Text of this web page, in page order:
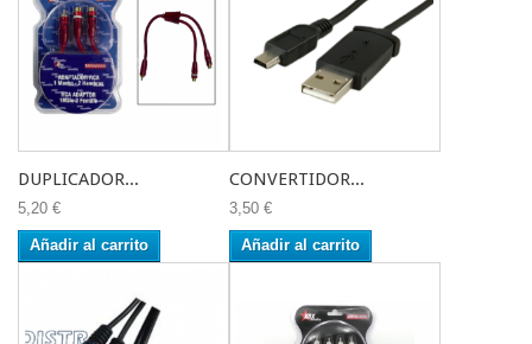
DUPLICADOR...
5,20 €
Añadir al carrito
CONVERTIDOR...
3,50 €
Añadir al carrito